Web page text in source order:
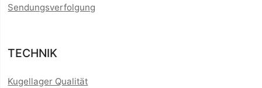
Sendungsverfolgung
TECHNIK
Kugellager Qualität